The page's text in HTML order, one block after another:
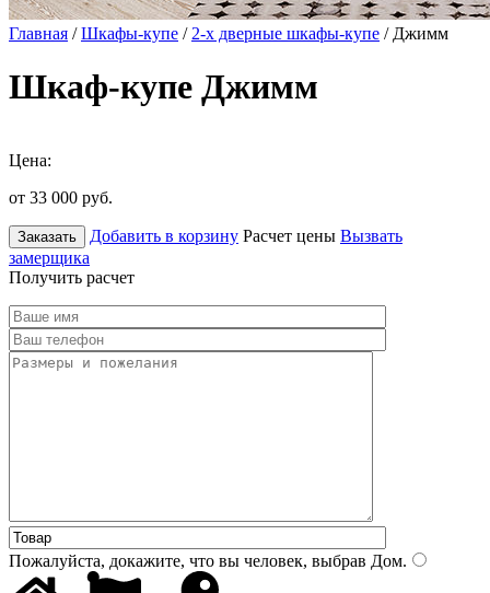
Главная /Шкафы-купе / 2-х дверные шкафы-купе / Джимм
Шкаф-купе Джимм
Цена:
от 33 000 руб.
Заказать Добавить в корзину Расчет цены Вызвать
замерщика
Получить расчет
Пожалуйста, докажите, что вы человек, выбрав Дом.